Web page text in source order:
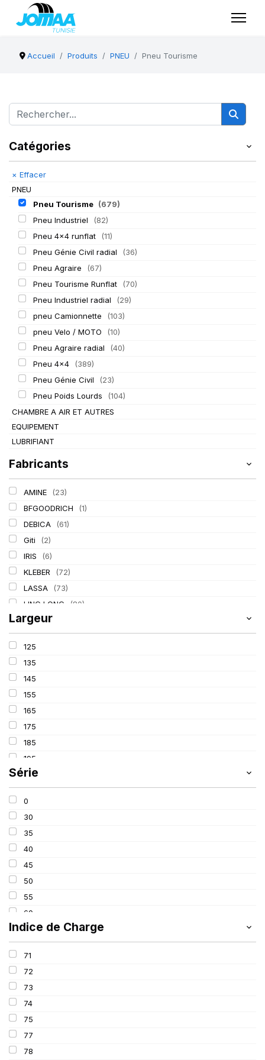
Accueil Produits PNEU Pneu Tourisme
Catégories
× Effacer
PNEU
Pneu Tourisme (679)
Pneu Industriel
(82)
Pneu 4x4 runflat
(11)
Pneu Génie Civil radial
(36)
Pneu Agraire
(67)
Pneu Tourisme Runflat
(70)
Pneu Industriel radial
(29)
pneu Camionnette
(103)
pneu Velo / MOTO
(10)
Pneu Agraire radial
(40)
Pneu 4x4
(389)
Pneu Génie Civil
(23)
Pneu Poids Lourds
(104)
CHAMBRE A AIR ET AUTRES
EQUIPEMENT
LUBRIFIANT
Fabricants
AMINE
(23)
BFGOODRICH
(1)
DEBICA
(61)
Giti
(2)
IRIS
(6)
KLEBER
(72)
LASSA
(73)
LING LONG
(80)
MICHELIN
PIRELLI (211)
TIGAR
Largeur
125
135
145
155
165
175
185
195
205
215
225
235
245
255
265
275
285
305
Série
0
30
35
40
45
50
55
60
65
70
80
82
650
Indice de Charge
71
72
73
74
75
77
78